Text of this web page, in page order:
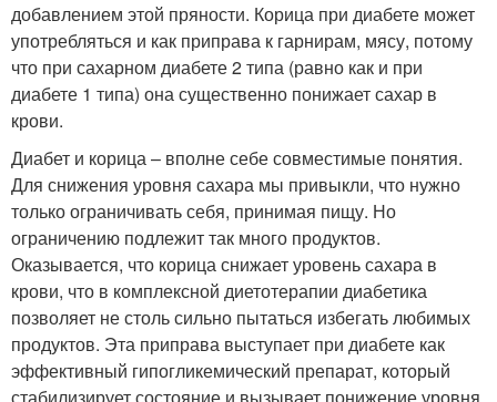
добавлением этой пряности. Корица при диабете может
употребляться и как приправа к гарнирам, мясу, потому
что при сахарном диабете 2 типа (равно как и при
диабете 1 типа) она существенно понижает сахар в
крови.
Диабет и корица – вполне себе совместимые понятия.
Для снижения уровня сахара мы привыкли, что нужно
только ограничивать себя, принимая пищу. Но
ограничению подлежит так много продуктов.
Оказывается, что корица снижает уровень сахара в
крови, что в комплексной диетотерапии диабетика
позволяет не столь сильно пытаться избегать любимых
продуктов. Эта приправа выступает при диабете как
эффективный гипогликемический препарат, который